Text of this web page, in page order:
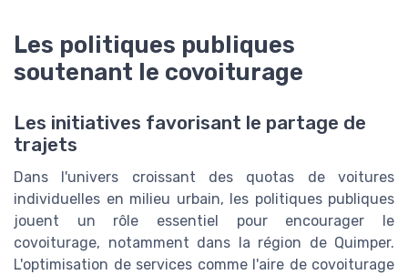
Les politiques publiques
soutenant le covoiturage
Les initiatives favorisant le partage de
trajets
Dans l'univers croissant des quotas de voitures
individuelles en milieu urbain, les politiques publiques
jouent un rôle essentiel pour encourager le
covoiturage, notamment dans la région de Quimper.
L'optimisation de services comme l'aire de covoiturage